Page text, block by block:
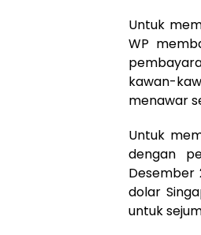
Untuk
WP
kawan-
menawar
Untuk
dengan
Desember
dolar
untuk